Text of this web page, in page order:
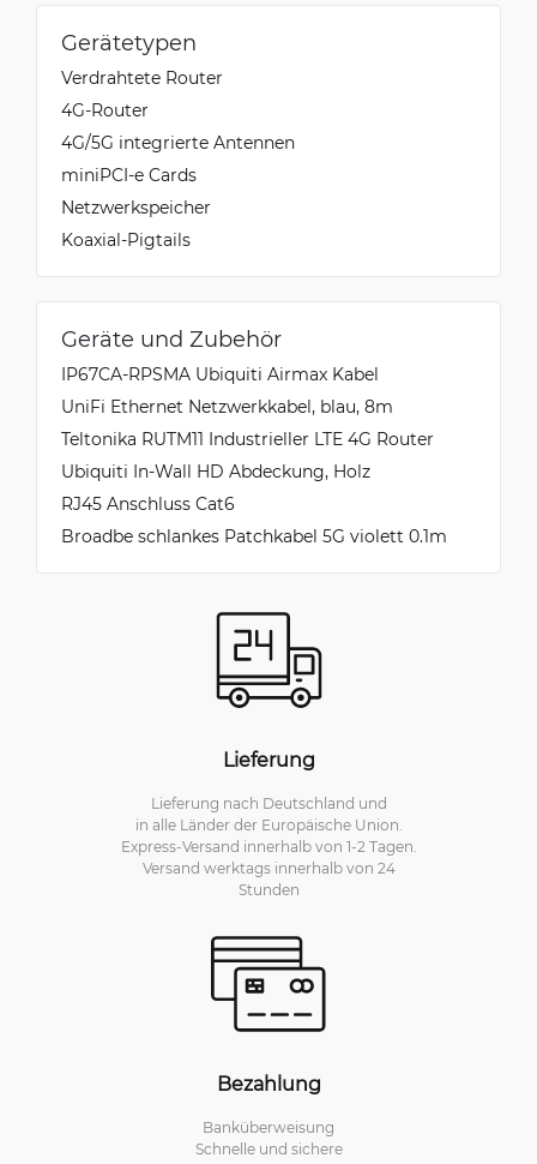
Gerätetypen
Verdrahtete Router
4G-Router
4G/5G integrierte Antennen
miniPCI-e Cards
Netzwerkspeicher
Koaxial-Pigtails
Geräte und Zubehör
IP67CA-RPSMA Ubiquiti Airmax Kabel
UniFi Ethernet Netzwerkkabel, blau, 8m
Teltonika RUTM11 Industrieller LTE 4G Router
Ubiquiti In-Wall HD Abdeckung, Holz
RJ45 Anschluss Cat6
Broadbe schlankes Patchkabel 5G violett 0.1m
Lieferung
Lieferung nach Deutschland und
in alle Länder der Europäische Union.
Express-Versand innerhalb von 1-2 Tagen.
Versand werktags innerhalb von 24
Stunden
Bezahlung
Banküberweisung
Schnelle und sichere